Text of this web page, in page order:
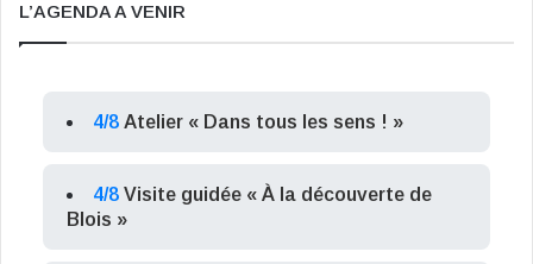
L’AGENDA A VENIR
4/8 Atelier « Dans tous les sens ! »
4/8 Visite guidée « À la découverte de
Blois »